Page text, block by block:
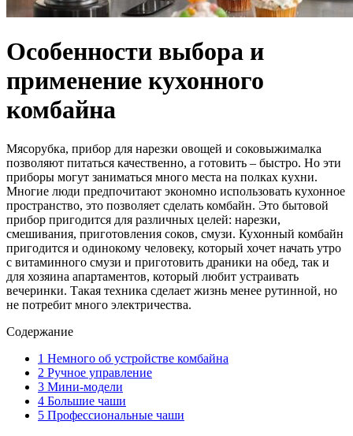
Особенности выбора и
применение кухонного
комбайна
Мясорубка, прибор для нарезки овощей и соковыжималка
позволяют питаться качественно, а готовить – быстро. Но эти
приборы могут заниматься много места на полках кухни.
Многие люди предпочитают экономно использовать кухонное
пространство, это позволяет сделать комбайн. Это бытовой
прибор пригодится для различных целей: нарезки,
смешивания, приготовления соков, смузи. Кухонный комбайн
пригодится и одинокому человеку, который хочет начать утро
с витаминного смузи и приготовить драники на обед, так и
для хозяина апартаментов, который любит устраивать
вечеринки. Такая техника сделает жизнь менее рутинной, но
не потребит много электричества.
Содержание
1 Немного об устройстве комбайна
2 Ручное управление
3 Мини-модели
4 Большие чаши
5 Профессиональные чаши